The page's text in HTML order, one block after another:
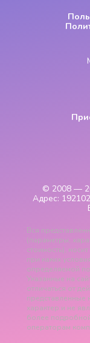
© 2008 —
Адрес:
Вся
(параметры,
стоимость),
при каких
определяемой
Указанные на
отличаться от
представленные
характер и не
более
операторам